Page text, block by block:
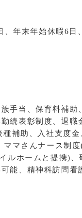
年末年始休暇6日
手当、保育料補助
続表彰制度、退職
補助、入社支度金
マさんナース制
ルホームと提携)
能、精神科訪問看